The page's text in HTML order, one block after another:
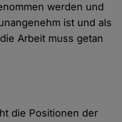
werden und
ist und als
Arbeit muss getan
die Positionen der